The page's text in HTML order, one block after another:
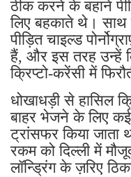
ठीक करने के बहाने
लिए बहकाते थे। साथ
पीड़ित चाइल्ड
हैं, और इस तरह उन्हें
क्रिप्टो-करेंसी में
धोखाधड़ी से हासिल
बाहर भेजने के लिए कई
ट्रांसफर किया जाता
रकम को दिल्ली में
लॉन्ड्रिंग के ज़रिए